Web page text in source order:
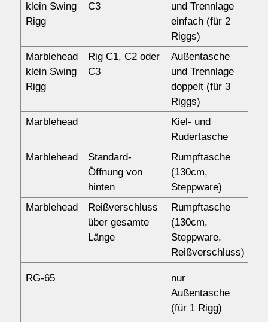
klein Swing
Rigg
C3
und Trennlage
einfach (für 2
Riggs)
Marblehead
klein Swing
Rigg
Rig C1, C2 oder
C3
Außentasche
und Trennlage
doppelt (für 3
Riggs)
Marblehead
Kiel- und
Rudertasche
Marblehead
Standard-
Öffnung von
hinten
Rumpftasche
(130cm,
Steppware)
Marblehead
Reißverschluss
über gesamte
Länge
Rumpftasche
(130cm,
Steppware,
Reißverschluss)
RG-65
nur
Außentasche
(für 1 Rigg)